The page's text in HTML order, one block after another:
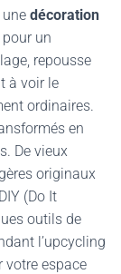
une décoration
un
repousse
à voir le
ordinaires.
en
De vieux
originaux
(Do It
outils de
l’upcycling
votre espace